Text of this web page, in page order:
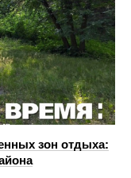
зон отдыха: